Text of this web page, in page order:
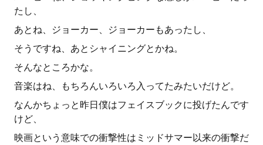
たし、
あとね、ジョーカー、ジョーカーもあったし、
そうですね、あとシャイニングとかね。
そんなところかな。
音楽はね、もちろんいろいろ入ってたみたいだけど。
なんかちょっと昨日僕はフェイスブックに投げたんです
けど、
映画という意味での衝撃性はミッドサマー以来の衝撃だ